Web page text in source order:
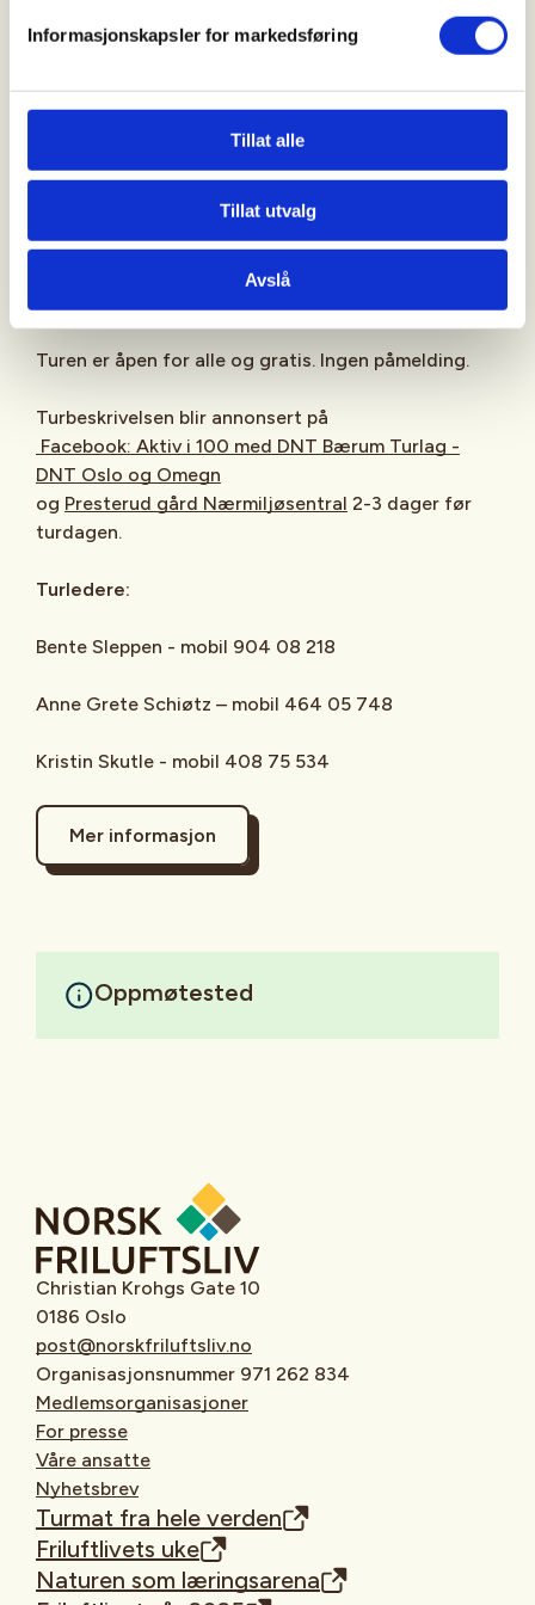
Informasjonskapsler for markedsføring
Tillat alle
Tillat utvalg
Avslå
Fottøy og klær tilpasset vær og føre er viktig. Ta
Ta gjerne med deg en venn - det er alltid plass til en
vi 1 – 2 turledere.
Oppmøte:Presterud gård Nærmiljøsentral, Gamle
Ringeriksvei 49, 1357 Bekkestua, 10 min før avgang,
Turen er åpen for alle og gratis. Ingen påmelding.
Turbeskrivelsen blir annonsert på
Facebook: Aktiv i 100 med DNT Bærum Turlag -
DNT Oslo og Omegn
og Presterud gård Nærmiljøsentral 2-3 dager før
turdagen.
Turledere:
Bente Sleppen - mobil 904 08 218
Anne Grete Schiøtz – mobil 464 05 748
Kristin Skutle - mobil 408 75 534
Mer informasjon
Oppmøtested
Christian Krohgs Gate 10
0186 Oslo
post@norskfriluftsliv.no
Organisasjonsnummer 971 262 834
Medlemsorganisasjoner
For presse
Våre ansatte
Nyhetsbrev
Turmat fra hele verden
Friluftlivets uke
Naturen som læringsarena